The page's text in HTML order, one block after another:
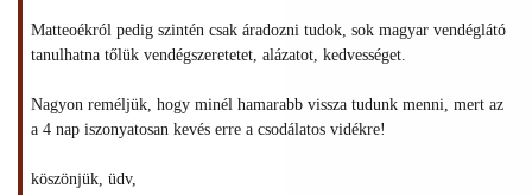
Matteoékról pedig szintén csak áradozni tudok, sok magyar vendéglátó
tanulhatna tőlük vendégszeretetet, alázatot, kedvességet.
Nagyon reméljük, hogy minél hamarabb vissza tudunk menni, mert az
a 4 nap iszonyatosan kevés erre a csodálatos vidékre!
köszönjük, üdv,